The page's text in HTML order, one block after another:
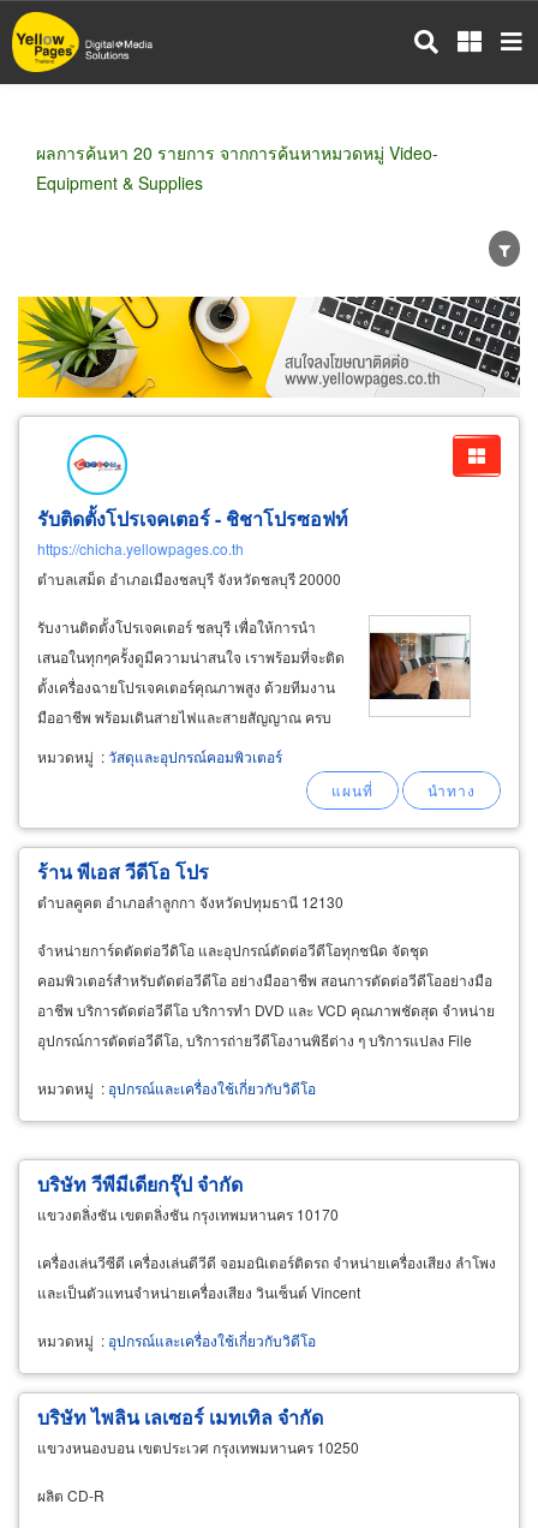
ข้าม
ไป
ผลการค้นหา 20 รายการ จากการค้นหาหมวดหมู่ Video-
Equipment & Supplies
ขายส่ง ขายปลีก ผู้ผลิต
ตัวแทนจัดจำหน่าย
ผู้ส่งออก/นำเข้า
ธุรกิจบริการ
รับติดตั้งโปรเจคเตอร์ - ชิชาโปรซอฟท์
https://chicha.yellowpages.co.th
ตำบลเสม็ด อำเภอเมืองชลบุรี จังหวัดชลบุรี 20000
รับงานติดตั้งโปรเจคเตอร์ ชลบุรี เพื่อให้การนำ
เสนอในทุกๆครั้งดูมีความน่าสนใจ เราพร้อมที่จะติด
ตั้งเครื่องฉายโปรเจคเตอร์คุณภาพสูง ด้วยทีมงาน
มืออาชีพ พร้อมเดินสายไฟและสายสัญญาณ ครบ
เซ็ท พร้อมใช้งาน ที่เชียวชาญเกี่ยวกับเครื่องฉาย
projector โดยตรง ในการคำนวน เลือกอุปกรณ์และ
หมวดหมู่ :วัสดุและอุปกรณ์คอมพิวเตอร์
ร้าน พีเอส วีดีโอ โปร
ตำบลคูคต อำเภอลำลูกกา จังหวัดปทุมธานี 12130
จำหน่ายการ์ดตัดต่อวีดิโอ และอุปกรณ์ตัดต่อวีดีโอทุกชนิด จัดชุด
คอมพิวเตอร์สำหรับตัดต่อวีดีโอ อย่างมืออาชีพ สอนการตัดต่อวีดีโออย่างมือ
อาชีพ บริการตัดต่อวีดีโอ บริการทำ DVD และ VCD คุณภาพชัดสุด จำหน่าย
อุปกรณ์การตัดต่อวีดีโอ, บริการถ่ายวีดีโองานพิธีต่าง ๆ บริการแปลง File
หมวดหมู่ : อุปกรณ์และเครื่องใช้เกี่ยวกับวิดีโอ
บริษัท วีพีมีเดียกรุ๊ป จำกัด
แขวงตลิ่งชัน เขตตลิ่งชัน กรุงเทพมหานคร 10170
เครื่องเล่นวีซีดี เครื่องเล่นดีวีดี จอมอนิเตอร์ติดรถ จำหน่ายเครื่องเสียง ลำโพง
และเป็นตัวแทนจำหน่ายเครื่องเสียง วินเซ็นต์ Vincent
หมวดหมู่ : อุปกรณ์และเครื่องใช้เกี่ยวกับวิดีโอ
บริษัท ไพลิน เลเซอร์ เมทเทิล จำกัด
แขวงหนองบอน เขตประเวศ กรุงเทพมหานคร 10250
ผลิต CD-R